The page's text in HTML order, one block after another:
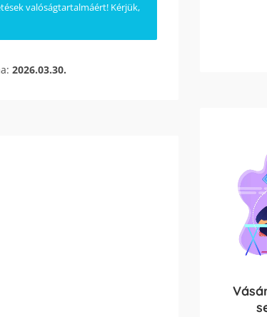
valóságtartalmáért! Kérjük,
2026.03.30.